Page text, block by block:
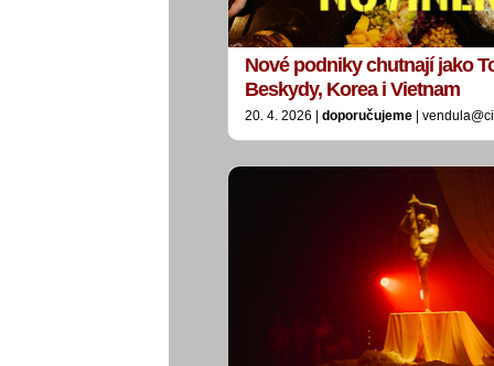
Nové podniky chutnají jako
Beskydy, Korea i Vietnam
20. 4. 2026 | doporučujeme |